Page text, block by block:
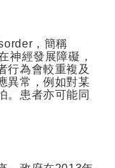
，簡稱
神經發展障礙，
行為會較重複及
異常，例如對某
。患者亦可能同